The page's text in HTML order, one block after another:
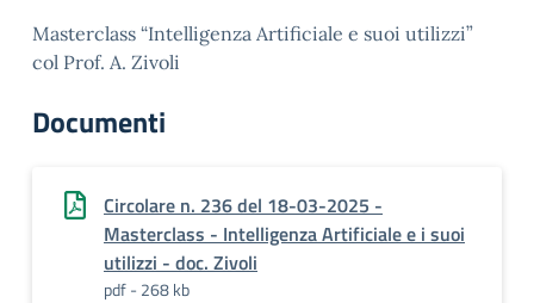
Masterclass “Intelligenza Artificiale e suoi utilizzi”
col Prof. A. Zivoli
Documenti
Circolare n. 236 del 18-03-2025 -
Masterclass - Intelligenza Artificiale e i suoi
utilizzi - doc. Zivoli
pdf - 268 kb